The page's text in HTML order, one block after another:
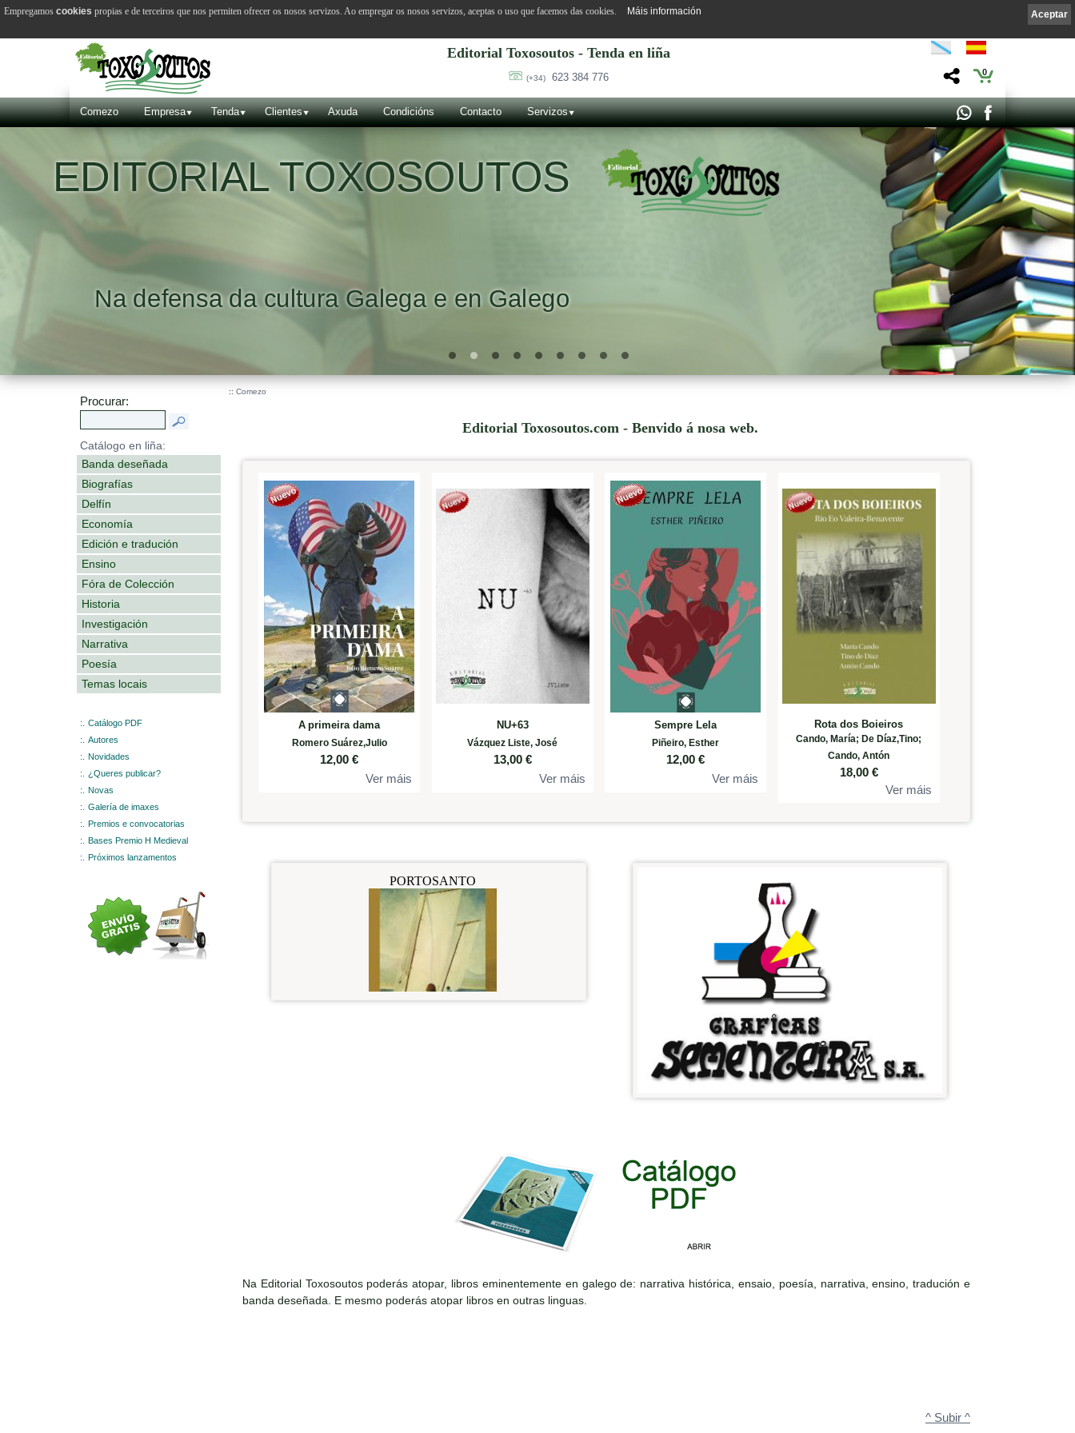
Editorial Toxosoutos - Tenda en liña
(+34) 623 384 776 0
Comezo Empresa Tenda Clientes Axuda Condicións Contacto Servizos
EDITORIAL TOXOSOUTOS
Na defensa da cultura Galega e en Galego
Procurar:
Catálogo en liña:
Banda deseñada
Biografías
Delfín
Economía
Edición e tradución
Ensino
Fóra de Colección
Historia
Investigación
Narrativa
Poesía
Temas locais
:.
Catálogo PDF
:.
Autores
:.
Novidades
:.
¿Queres publicar?
:.
Novas
:.
Galería de imaxes
:.
Premios e convocatorias
:.
Bases Premio H Medieval
:.
Próximos lanzamentos
:: Comezo
Editorial Toxosoutos.com - Benvido á nosa web.
A primeira dama
Romero Suárez,Julio
12,00 €
Ver máis
NU+63
Vázquez Liste, José
13,00€
Ver máis
Sempre Lela
Piñeiro, Esther
12,00 €
Ver máis
Rota dos Boieiros
Cando, María; De Díaz,Tino;
Cando, Antón
18,00€
Ver máis
Na Editorial Toxosoutos poderás atopar, libros eminentemente en galego de: narrativa histórica, ensaio, poesía, narrativa, ensino, tradución e
banda deseñada. E mesmo poderás atopar libros en outras linguas.
^ Subir ^
Aceptar
Empregamos cookies propias e de terceiros que nos permiten ofrecer os nosos servizos. Ao empregar os nosos servizos, aceptas o uso que facemos das cookies. Máis información